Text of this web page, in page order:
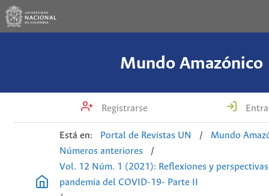
Mundo Amazónico
Registrarse
Está en: Portal de Revistas UN /
Mundo
Números anteriores
/
Vol. 12 Núm. 1 (2021): Reflexiones y
pandemia del COVID-19- Parte II